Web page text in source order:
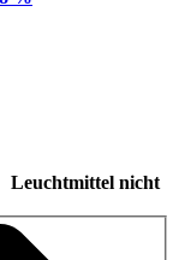
Leuchtmittel nicht